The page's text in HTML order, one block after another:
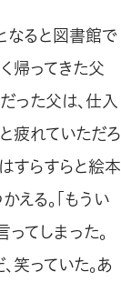
なると図書館で
帰ってきた父
った父は、仕入
疲れていただろ
すらすらと絵本
る。「もうい
てしまった。
笑っていた。あ